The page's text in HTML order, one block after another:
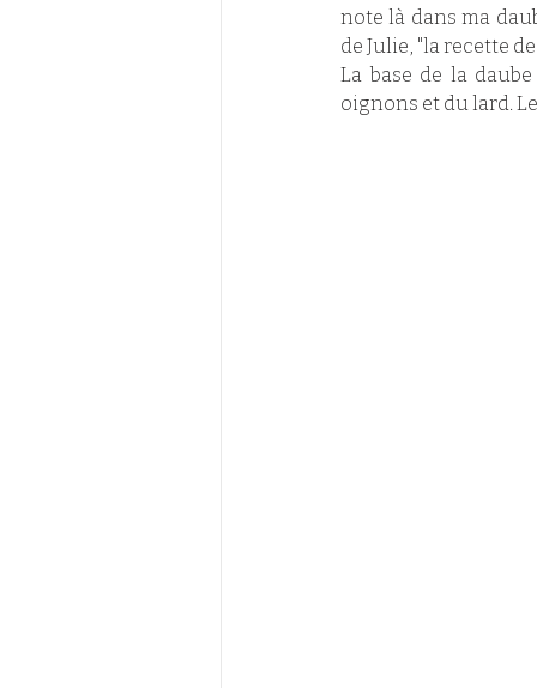
note là dans ma
de Julie, "la recette
La base de la
oignons et du lard.